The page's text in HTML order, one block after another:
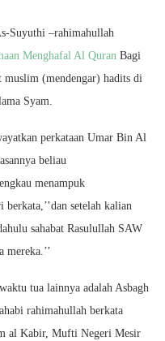
Suyuthi –rahimahullah
Menghafal Al Quran Bagi
(mendengar) hadits di
Syam.
perkataan Umar Bin Al
beliau
menampuk
setelah kalian
sahabat Rasulullah SAW
tua lainnya adalah Asbagh
rahimahullah berkata
al Kabir, Mufti Negeri Mesir